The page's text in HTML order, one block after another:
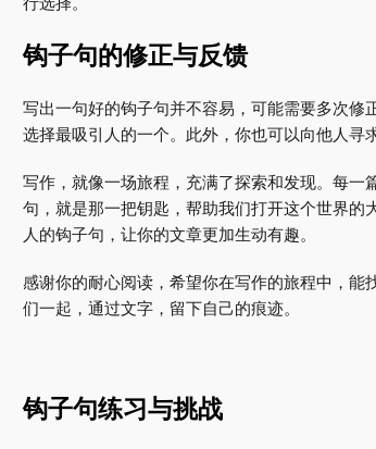
钩子句的修正与反馈
写出一句好的钩子句并不容易，可能需要多次
选择最吸引人的一个。此外，你也可以向他人寻
写作，就像一场旅程，充满了探索和发现。每
句，就是那一把钥匙，帮助我们打开这个世界的
人的钩子句，让你的文章更加生动有趣。
感谢你的耐心阅读，希望你在写作的旅程中，
们一起，通过文字，留下自己的痕迹。
钩子句练习与挑战